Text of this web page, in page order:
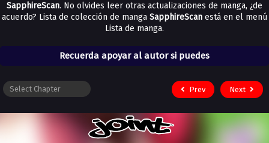
SapphireScan. No olvides leer otras actualizaciones de manga, ¿de
acuerdo? Lista de colección de manga SapphireScan está en el menú
Lista de manga.
Recuerda apoyar al autor si puedes
Prev Next